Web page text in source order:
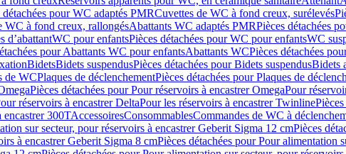
détachées pour WC adaptés PMRCuvettes de WC à fond creux, surélevés
WC à fond creux, rallongésAbattants WC adaptés PMRPièces détachées
d’abattantWC pour enfantsPièces détachées pour WC pour enfantsWC
pour Abattants WC pour enfantsAbattants WCPièces détachées
BidetsBidets suspendusPièces détachées pour Bidets suspendusBidets
de WCPlaques de déclenchementPièces détachées pour Plaques de
Pièces détachées pour Pour réservoirs à encastrer OmegaPour
réservoirs à encastrer DeltaPour les réservoirs à encastrer Twinline
encastrer 300TAccessoiresConsommablesCommandes de WC à
sur secteur, pour réservoirs à encastrer Geberit Sigma 12 cmPièces
à encastrer Geberit Sigma 8 cmPièces détachées pour Pour alimentation